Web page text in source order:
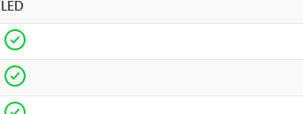
LED